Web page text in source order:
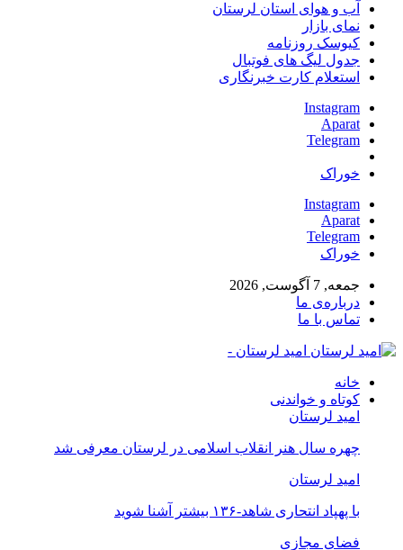
آب و هوای استان لرستان
نمای بازار
کیوسک روزنامه
جدول لیگ های فوتبال
استعلام کارت خبرنگاری
Instagram
Aparat
Telegram
خوراک
Instagram
Aparat
Telegram
خوراک
جمعه, 7 آگوست, 2026
درباره‌ی ما
تماس با ما
امید لرستان -
خانه
کوتاه و خواندنی
امید لرستان
چهره سال هنر انقلاب اسلامی در لرستان معرفی شد
امید لرستان
با پهپاد انتحاری شاهد-۱۳۶ بیشتر آشنا شوید
فضای مجازی